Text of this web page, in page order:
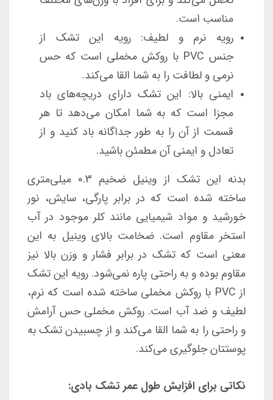
مناسب است.
رویه نرم و لطیف: رویه این تشک از
جنس PVC با روکش مخملی است که حس
نرمی و لطافت را به شما القا می‌کند.
ایمنی بالا: این تشک دارای دریچه‌های باد
مجزا است که به شما امکان می‌دهد تا هر
قسمت از آن را به طور جداگانه باد کنید و از
تعادل و ایمنی آن مطمئن باشید.
بدنه این تشک از وینیل ضخیم 0.3 میلی‌متری
ساخته شده است که در برابر پارگی، سایش، نور
خورشید و مواد شیمیایی مانند کلر موجود در آب
استخر مقاوم است. ضخامت بالای وینیل به این
معنی است که تشک در برابر فشار و وزن بالا نیز
مقاوم بوده و به راحتی پاره نمی‌شود. رویه این تشک
از PVC با روکش مخملی ساخته شده است که نرم،
لطیف و ضد آب است. روکش مخملی حس آرامش
و راحتی را به شما القا می‌کند و از چسبیدن تشک به
پوستتان جلوگیری می‌کند.
نکاتی برای افزایش طول عمر تشک بادی: